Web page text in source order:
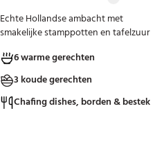
Echte Hollandse ambacht met
smakelijke stamppotten en tafelzuur
6 warme gerechten
3 koude gerechten
Chafing dishes, borden & bestek